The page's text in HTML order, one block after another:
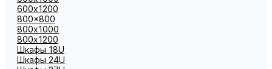
600х1200
800x800
800х1000
800х1200
Шкафы 18U
Шкафы 24U